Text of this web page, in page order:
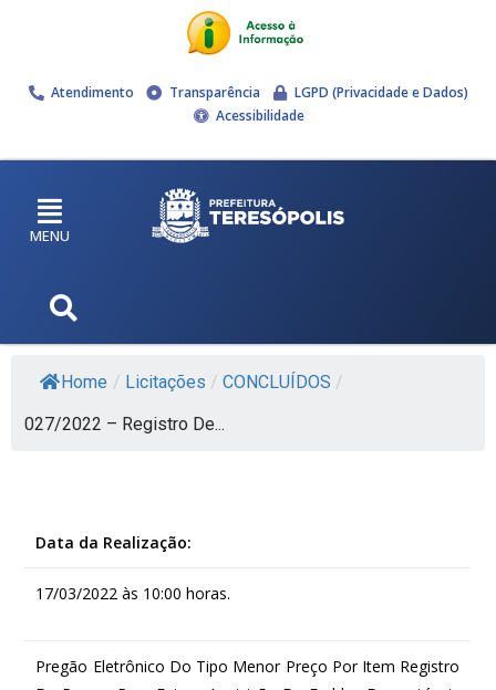
Atendimento Transparência
LGPD (Privacidade e Dados)
Acessibilidade
MENU
Home / Licitações / CONCLUÍDOS /
027/2022 – Registro De...
Data da Realização:
17/03/2022 às 10:00 horas.
Pregão Eletrônico Do Tipo Menor Preço Por Item Registro